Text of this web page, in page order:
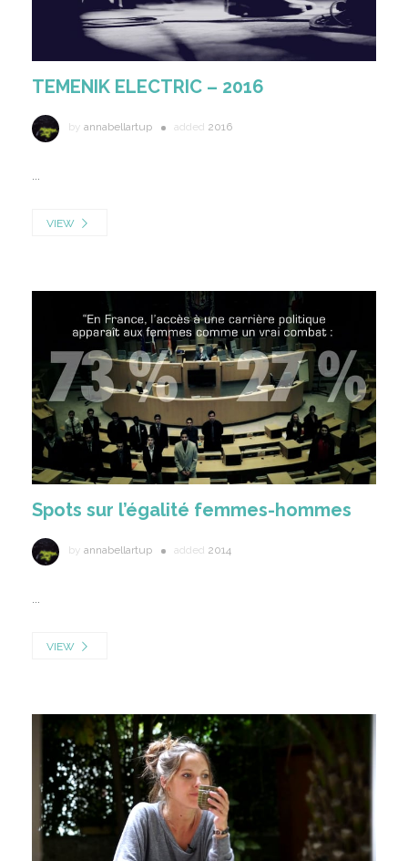
TEMENIK ELECTRIC – 2016
by annabellartup added 2016
VIEW
Spots sur l’égalité femmes-hommes
by annabellartup added 2014
...
VIEW